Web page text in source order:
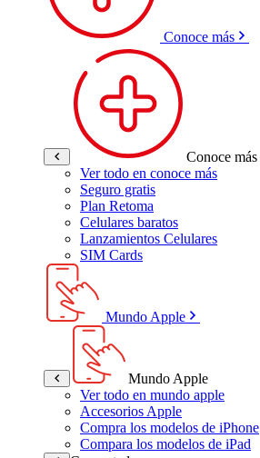
Conoce más
Conoce más
Ver todo en conoce más
Seguro gratis
Plan Retoma
Celulares baratos
Lanzamientos Celulares
SIM Cards
Mundo Apple
Mundo Apple
Ver todo en mundo apple
Accesorios Apple
Compra los modelos de iPhone
Compara los modelos de iPad